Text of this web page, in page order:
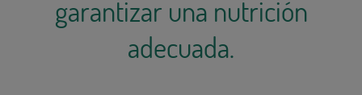
garantizar una nutrición
adecuada.